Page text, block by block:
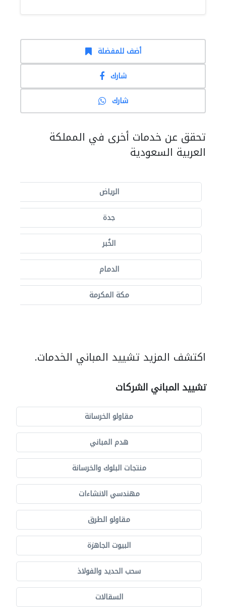
أضف للمفضلة
شارك
شارك
تحقق عن خدمات أخرى في المملكة
العربية السعودية
الرياض
جدة
الخُبر
الدمام
مكة المكرمة
اكتشف المزيد تشييد المباني الخدمات.
تشييد المباني الشركات
مقاولو الخرسانة
هدم المباني
منتجات البلوك والخرسانة
مهندسي الانشاءات
مقاولو الطرق
البيوت الجاهزة
سحب الحديد والفولاذ
السقالات